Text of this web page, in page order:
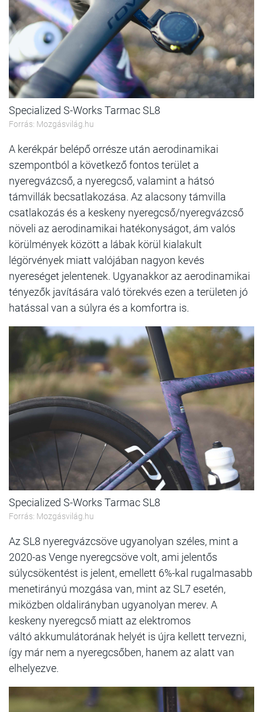
Specialized S-Works Tarmac SL8
Forrás: Mozgásvilág.hu
A kerékpár belépő orrésze után aerodinamikai
szempontból a következő fontos terület a
nyeregvázcső, a nyeregcső, valamint a hátsó
támvillák becsatlakozása. Az alacsony támvilla
csatlakozás és a keskeny nyeregcső/nyeregvázcső
növeli az aerodinamikai hatékonyságot, ám valós
körülmények között a lábak körül kialakult
légörvények miatt valójában nagyon kevés
nyereséget jelentenek. Ugyanakkor az aerodinamikai
tényezők javítására való törekvés ezen a területen jó
hatással van a súlyra és a komfortra is.
Specialized S-Works Tarmac SL8
Forrás: Mozgásvilág.hu
Az SL8 nyeregvázcsöve ugyanolyan széles, mint a
2020-as Venge nyeregcsöve volt, ami jelentős
súlycsökentést is jelent, emellett 6%-kal rugalmasabb
menetirányú mozgása van, mint az SL7 esetén,
miközben oldalirányban ugyanolyan merev. A
keskeny nyeregcső miatt az elektromos
váltó akkumulátorának helyét is újra kellett tervezni,
így már nem a nyeregcsőben, hanem az alatt van
elhelyezve.